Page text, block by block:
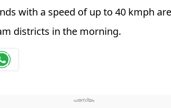
with a speed of up to 40 kmph
districts in the morning.